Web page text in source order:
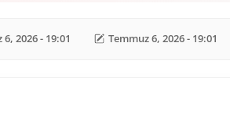
2026 - 19:01 Temmuz 6, 2026 - 19:01